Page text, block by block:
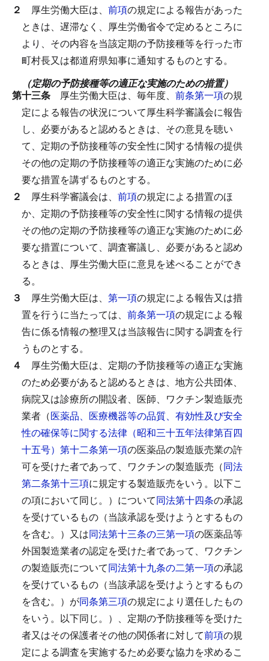
２ 厚生労働大臣は、 前項の規定による報告があった
ときは、遅滞なく、厚生労働省令で定めるところに
より、その内容を当該定期の予防接種等を行った市
町村長又は都道府県知事に通知するものとする。
（定期の予防接種等の適正な実施のための措置）
第十三条 厚生労働大臣は、毎年度、 前条第一項の規
定による報告の状況について厚生科学審議会に報告
し、必要があると認めるときは、その意見を聴い
て、定期の予防接種等の安全性に関する情報の提供
その他の定期の予防接種等の適正な実施のために必
要な措置を講ずるものとする。
２ 厚生科学審議会は、 前項の規定による措置のほ
か、定期の予防接種等の安全性に関する情報の提供
その他の定期の予防接種等の適正な実施のために必
要な措置について、調査審議し、必要があると認め
るときは、厚生労働大臣に意見を述べることができ
る。
３ 厚生労働大臣は、 第一項の規定による報告又は措
置を行うに当たっては、 前条第一項の規定による報
告に係る情報の整理又は当該報告に関する調査を行
うものとする。
４ 厚生労働大臣は、定期の予防接種等の適正な実施
のため必要があると認めるときは、地方公共団体、
病院又は診療所の開設者、医師、ワクチン製造販売
業者（医薬品、医療機器等の品質、有効性及び安全
性の確保等に関する法律（昭和三十五年法律第百四
十五号）第十二条第一項の医薬品の製造販売業の許
可を受けた者であって、ワクチンの製造販売（同法
第二条第十三項に規定する製造販売をいう。以下こ
の項において同じ。）について同法第十四条の承認
を受けているもの（当該承認を受けようとするもの
を含む。）又は同法第十三条の三第一項の医薬品等
外国製造業者の認定を受けた者であって、ワクチン
の製造販売について同法第十九条の二第一項の承認
を受けているもの（当該承認を受けようとするもの
を含む。）が同条第三項の規定により選任したもの
をいう。以下同じ。）、定期の予防接種等を受けた
者又はその保護者その他の関係者に対して前項の規
定による調査を実施するため必要な協力を求めるこ